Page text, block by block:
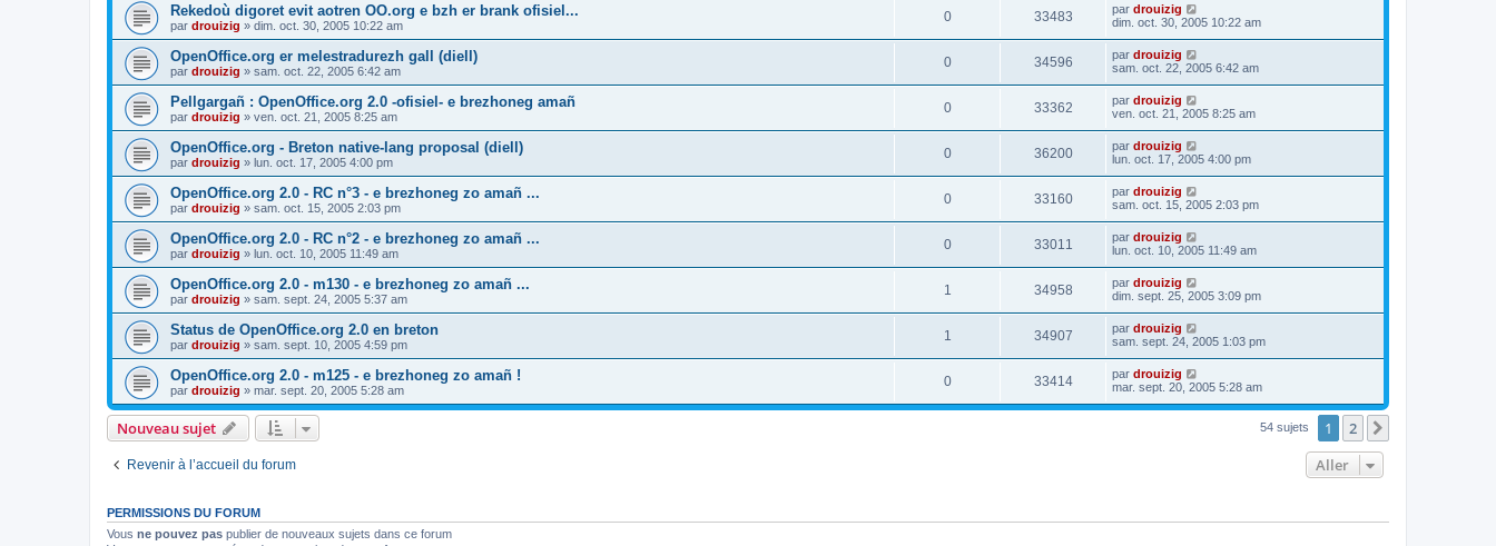
Rekedoù digoret evit aotren OO.org e bzh er brank ofisiel...
par drouizig » dim. oct. 30, 2005 10:22 am
0 33483 par drouizig
dim. oct. 30, 2005 10:22 am
OpenOffice.org er melestradurezh gall (diell)
par drouizig » sam. oct. 22, 2005 6:42 am
0 34596 par drouizig
sam. oct. 22, 2005 6:42 am
Pellgargañ : OpenOffice.org 2.0 -ofisiel- e brezhoneg amañ
par drouizig » ven. oct. 21, 2005 8:25 am
0 33362 par drouizig
ven. oct. 21, 2005 8:25 am
OpenOffice.org - Breton native-lang proposal (diell)
par drouizig » lun. oct. 17, 2005 4:00 pm
0 36200 par drouizig
lun. oct. 17, 2005 4:00 pm
OpenOffice.org 2.0 - RC n°3 - e brezhoneg zo amañ ...
par drouizig » sam. oct. 15, 2005 2:03 pm
0 33160 par drouizig
sam. oct. 15, 2005 2:03 pm
OpenOffice.org 2.0 - RC n°2 - e brezhoneg zo amañ ...
par drouizig » lun. oct. 10, 2005 11:49 am
0 33011 par drouizig
lun. oct. 10, 2005 11:49 am
OpenOffice.org 2.0 - m130 - e brezhoneg zo amañ ...
par drouizig » sam. sept. 24, 2005 5:37 am
1 34958 par drouizig
dim. sept. 25, 2005 3:09 pm
Status de OpenOffice.org 2.0 en breton
par drouizig » sam. sept. 10, 2005 4:59 pm
1 34907 par drouizig
sam. sept. 24, 2005 1:03 pm
OpenOffice.org 2.0 - m125 - e brezhoneg zo amañ !
par drouizig » mar. sept. 20, 2005 5:28 am
0 33414 par drouizig
mar. sept. 20, 2005 5:28 am
Nouveau sujet 54 sujets 1 2
Revenir à l’accueil du forum Aller
PERMISSIONS DU FORUM
Vous ne pouvez pas publier de nouveaux sujets dans ce forum